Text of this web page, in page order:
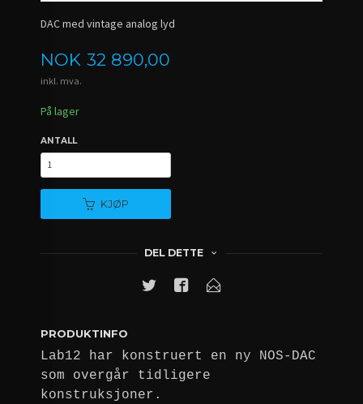
DAC med vintage analog lyd
Pris
NOK 32 890,00
inkl. mva.
På lager
ANTALL
KJØP
DEL DETTE
PRODUKTINFO
Lab12 har konstruert en ny NOS-DAC
som overgår tidligere
konstruksjoner.